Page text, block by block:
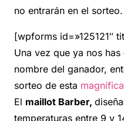
no entrarán en el sorteo.
[wpforms id=»125121″
Una vez que ya nos
nombre del ganador,
sorteo de esta
El maillot Barber,
temperaturas entre 9 y